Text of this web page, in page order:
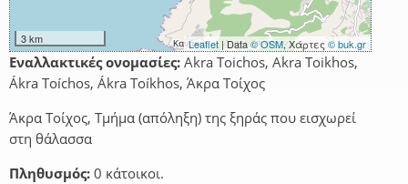
3 km Leaflet | Data© OSM, Χάρτες © buk.gr
Εναλλακτικές ονομασίες: Akra Toichos, Akra Toikhos,
Ákra Toíchos, Ákra Toíkhos, Άκρα Τοίχος
Άκρα Τοίχος, Τμήμα (απόληξη) της ξηράς που εισχωρεί
στη θάλασσα
Πληθυσμός: 0 κάτοικοι.